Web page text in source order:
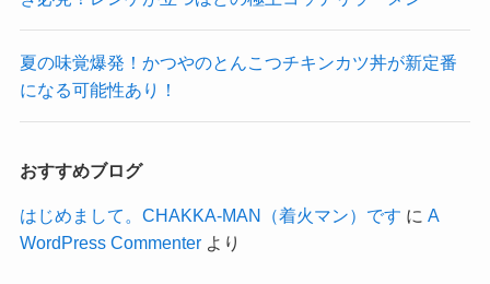
夏の味覚爆発！かつやのとんこつチキンカツ丼が新定番
になる可能性あり！
おすすめブログ
はじめまして。CHAKKA-MAN（着火マン）です に A
WordPress Commenterより